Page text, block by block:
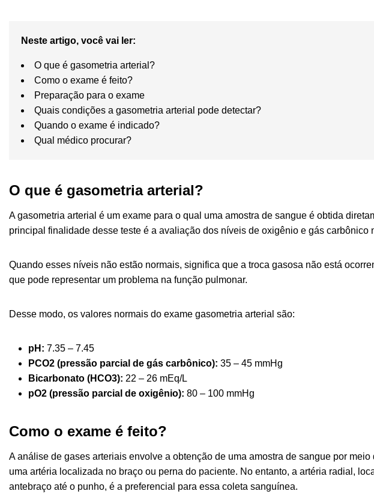
Neste artigo, você vai ler:
O que é gasometria arterial?
Como o exame é feito?
Preparação para o exame
Quais condições a gasometria arterial pode detectar?
Quando o exame é indicado?
Qual médico procurar?
O que é gasometria arterial?
A gasometria arterial é um exame para o qual uma amostra de sangue é obtida
principal finalidade desse teste é a avaliação dos níveis de oxigênio e gás carbônico
Quando esses níveis não estão normais, significa que a troca gasosa não está
que pode representar um problema na função pulmonar.
Desse modo, os valores normais do exame gasometria arterial são:
pH: 7.35 – 7.45
PCO2 (pressão parcial de gás carbônico): 35 – 45 mmHg
Bicarbonato (HCO3): 22 – 26 mEq/L
pO2 (pressão parcial de oxigênio): 80 – 100 mmHg
Como o exame é feito?
A análise de gases arteriais envolve a obtenção de uma amostra de sangue por
uma artéria localizada no braço ou perna do paciente. No entanto, a artéria radial,
antebraço até o punho, é a preferencial para essa coleta sanguínea.